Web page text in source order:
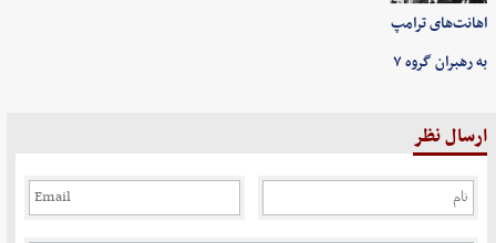
اهانت‌های ترامپ
به رهبران گروه ۷
ارسال نظر